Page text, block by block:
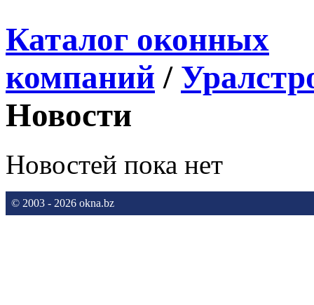
Каталог оконных
компаний /
Новости
Новостей пока нет
© 2003 - 2026 okna.bz